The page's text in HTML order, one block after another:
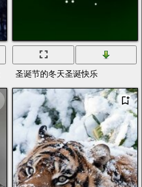
圣诞节的冬天圣诞快乐